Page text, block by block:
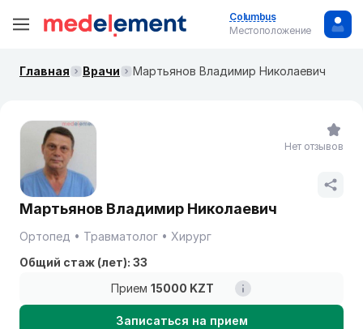
Columbus
Местоположение
Главная Врачи Мартьянов Владимир Николаевич
Мартьянов Владимир Николаевич
Ортопед Травматолог
Хирург
Общий стаж (лет): 33
Прием 15000 KZT
Записаться на прием
Нет отзывов